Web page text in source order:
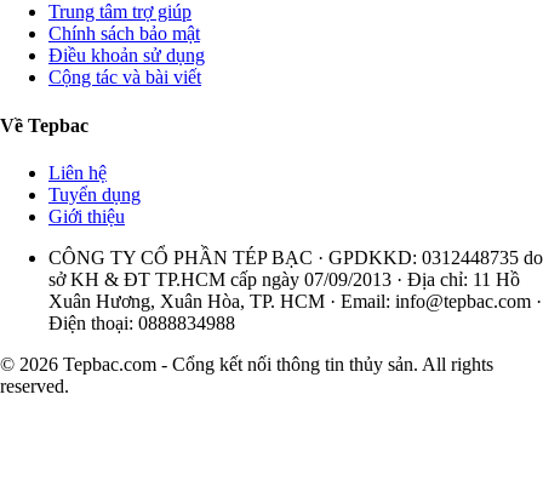
Trung tâm trợ giúp
Chính sách bảo mật
Điều khoản sử dụng
Cộng tác và bài viết
Về Tepbac
Liên hệ
Tuyển dụng
Giới thiệu
CÔNG TY CỔ PHẦN TÉP BẠC · GPDKKD: 0312448735 do
sở KH & ĐT TP.HCM cấp ngày 07/09/2013 · Địa chỉ: 11 Hồ
Xuân Hương, Xuân Hòa, TP. HCM · Email: info@tepbac.com ·
Điện thoại: 0888834988
© 2026 Tepbac.com - Cổng kết nối thông tin thủy sản. All rights
reserved.